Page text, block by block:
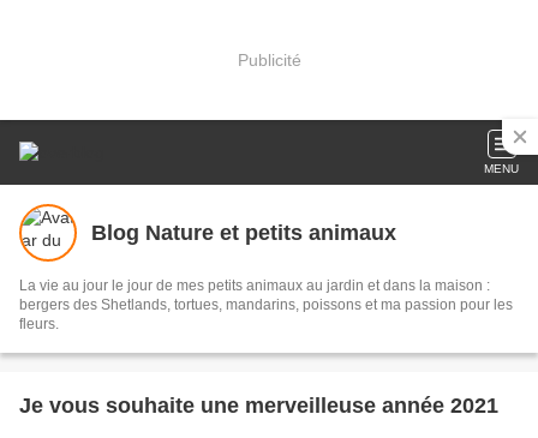
Publicité
MENU
Blog Nature et petits animaux
La vie au jour le jour de mes petits animaux au jardin et dans la maison :
bergers des Shetlands, tortues, mandarins, poissons et ma passion pour les
fleurs.
Je vous souhaite une merveilleuse année 2021